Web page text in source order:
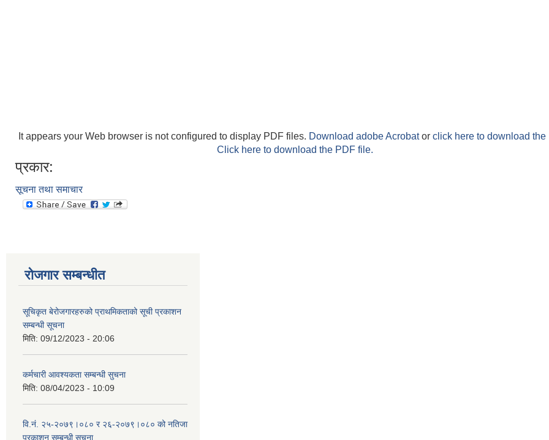
It appears your Web browser is not configured to display PDF files. Download adobe Acrobator click here to download the
Click here to download the PDF file.
प्रकार:
सूचना तथा समाचार
रोजगार सम्बन्धीत
सूचिकृत बेरोजगारहरुको प्राथमिकताको सूची प्रकाशन
सम्बन्धी सूचना
मिति: 09/12/2023 - 20:06
कर्मचारी आवश्यकता सम्बन्धी सुचना
मिति: 08/04/2023 - 10:09
वि.नं. २५-२०७९।०८० र २६-२०७९।०८० को नतिजा
प्रकाशन सम्बन्धी सूचना